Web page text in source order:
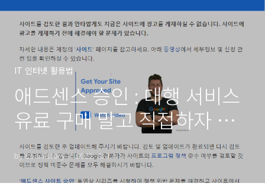
IT 인터넷 활용법
애드센스 승인 : 대행 서비스
유료 구매 말고 직접하자 쉽
다
by socialstory 2022. 8. 3.